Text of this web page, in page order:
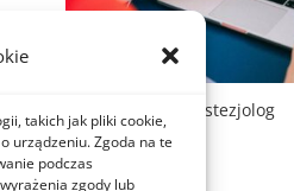
takich jak pliki cookie,
urządzeniu. Zgoda na te
podczas
zgody lub
Teleporada – Anestezjolog
200,00zł